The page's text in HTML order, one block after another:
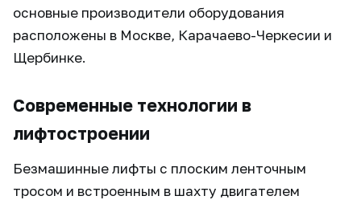
основные производители оборудования
расположены в Москве, Карачаево-Черкесии и
Щербинке.
Современные технологии в
лифтостроении
Безмашинные лифты с плоским ленточным
тросом и встроенным в шахту двигателем